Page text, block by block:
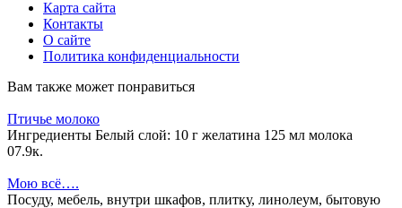
Карта сайта
Контакты
О сайте
Политика конфиденциальности
Вам также может понравиться
Птичье молоко
Ингредиенты Белый слой: 10 г желатина 125 мл молока
07.9к.
Мою всё….
Посуду, мебель, внутри шкафов, плитку, линолеум, бытовую